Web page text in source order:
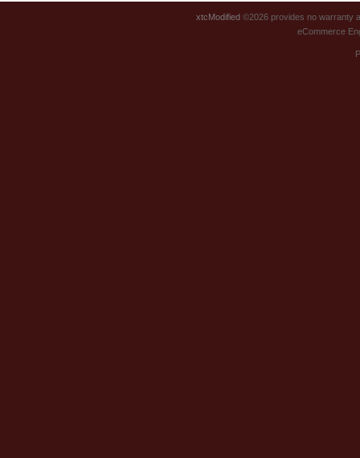
xtcModified ©2026 provides no warranty
eCommerce